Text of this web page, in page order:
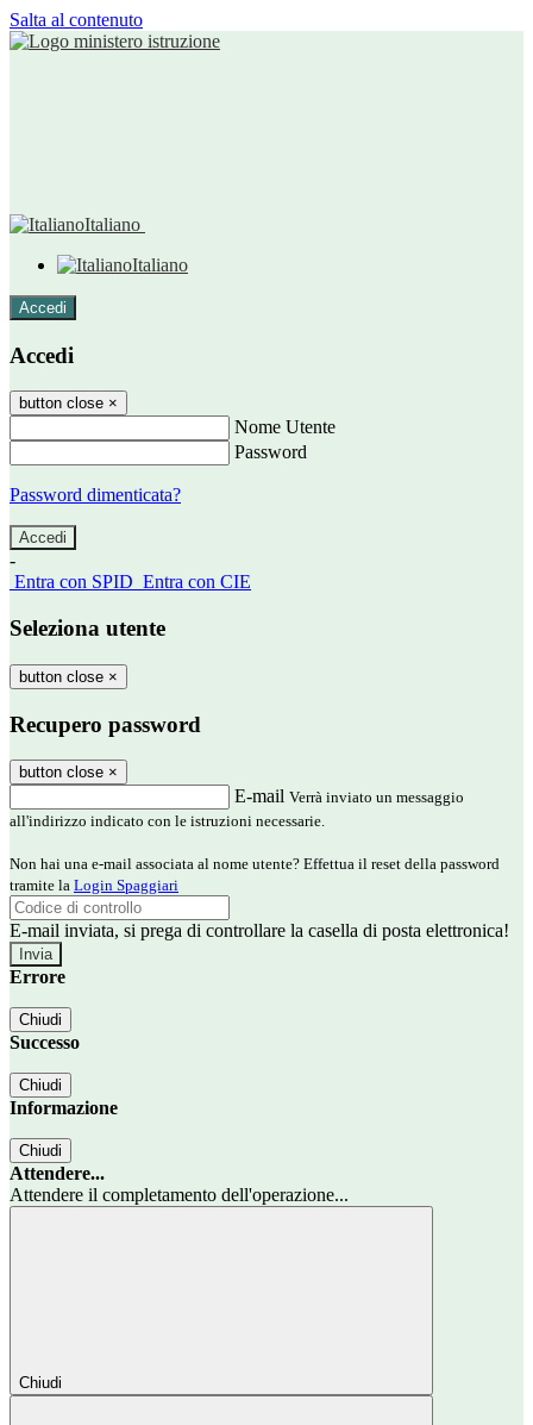
Salta al contenuto
Italiano
Italiano
Accedi
Accedi
button close ×
Nome Utente
Password
Password dimenticata?
-
Entra con SPID Entra con CIE
Seleziona utente
button close ×
Recupero password
button close ×
E-mail Verrà inviato un messaggio
all'indirizzo indicato con le istruzioni necessarie.
Non hai una e-mail associata al nome utente? Effettua il reset della password
tramite la Login Spaggiari
E-mail inviata, si prega di controllare la casella di posta elettronica!
Errore
Chiudi
Successo
Chiudi
Informazione
Chiudi
Attendere...
Attendere il completamento dell'operazione...
Chiudi